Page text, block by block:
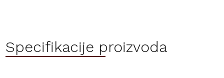
Specifikacije proizvoda